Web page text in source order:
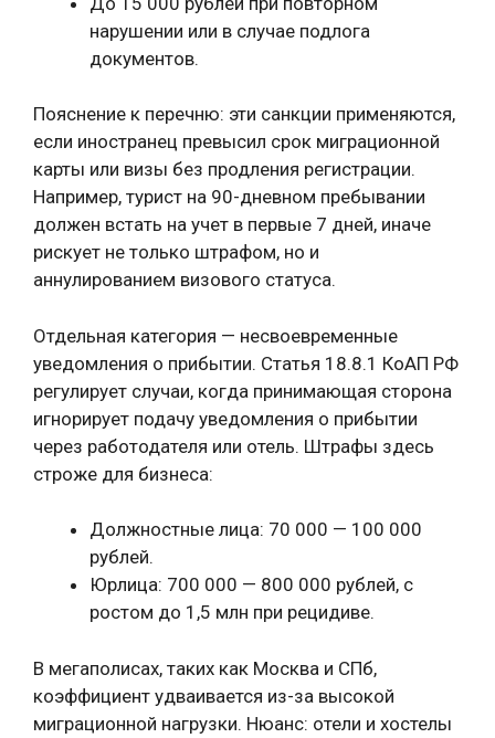
нарушении или в случае подлога
документов.
Пояснение к перечню: эти санкции применяются,
если иностранец превысил срок миграционной
карты или визы без продления регистрации.
Например, турист на 90-дневном пребывании
должен встать на учет в первые 7 дней, иначе
рискует не только штрафом, но и
аннулированием визового статуса.
Отдельная категория — несвоевременные
уведомления о прибытии. Статья 18.8.1 КоАП РФ
регулирует случаи, когда принимающая сторона
игнорирует подачу уведомления о прибытии
через работодателя или отель. Штрафы здесь
строже для бизнеса:
Должностные лица: 70 000 — 100 000
рублей.
Юрлица: 700 000 — 800 000 рублей, с
ростом до 1,5 млн при рецидиве.
В мегаполисах, таких как Москва и СПб,
коэффициент удваивается из-за высокой
миграционной нагрузки. Нюанс: отели и хостелы